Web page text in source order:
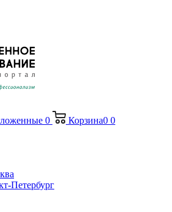
0 Корзина0 0
Петербург